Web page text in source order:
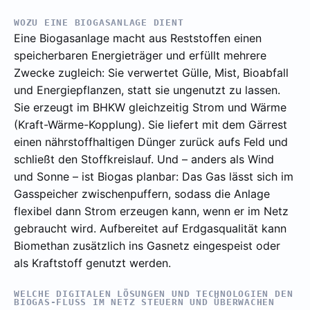
WOZU EINE BIOGASANLAGE DIENT
Eine Biogasanlage macht aus Reststoffen einen
speicherbaren Energieträger und erfüllt mehrere
Zwecke zugleich: Sie verwertet Gülle, Mist, Bioabfall
und Energiepflanzen, statt sie ungenutzt zu lassen.
Sie erzeugt im BHKW gleichzeitig Strom und Wärme
(Kraft-Wärme-Kopplung). Sie liefert mit dem Gärrest
einen nährstoffhaltigen Dünger zurück aufs Feld und
schließt den Stoffkreislauf. Und – anders als Wind
und Sonne – ist Biogas planbar: Das Gas lässt sich im
Gasspeicher zwischenpuffern, sodass die Anlage
flexibel dann Strom erzeugen kann, wenn er im Netz
gebraucht wird. Aufbereitet auf Erdgasqualität kann
Biomethan zusätzlich ins Gasnetz eingespeist oder
als Kraftstoff genutzt werden.
WELCHE DIGITALEN LÖSUNGEN UND TECHNOLOGIEN DEN
BIOGAS-FLUSS IM NETZ STEUERN UND ÜBERWACHEN